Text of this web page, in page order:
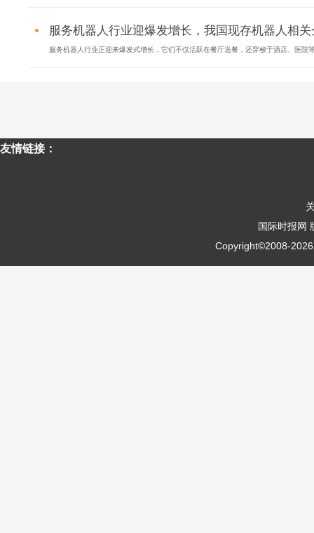
服务机器人行业迎爆发增长，我国现存机器人相
服务机器人行业正迎来爆发式增长，它们不仅活跃在餐厅送餐，还穿梭于酒店、医院
友情链接：
国际时报网
Copyright©2008-